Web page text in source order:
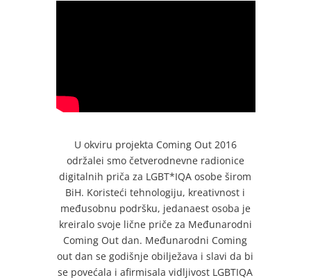
U okviru projekta Coming Out 2016
održalei smo četverodnevne radionice
digitalnih priča za LGBT*IQA osobe širom
BiH. Koristeći tehnologiju, kreativnost i
međusobnu podršku, jedanaest osoba je
kreiralo svoje lične priče za Međunarodni
Coming Out dan. Međunarodni Coming
out dan se godišnje obilježava i slavi da bi
se povećala i afirmisala vidljivost LGBTIQA